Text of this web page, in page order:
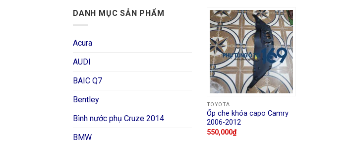
DANH MỤC SẢN PHẨM
Acura
AUDI
BAIC Q7
Bentley
Bình nước phụ Cruze 2014
BMW
TOYOTA
Ốp che khóa capo Camry
2006-2012
550,000₫